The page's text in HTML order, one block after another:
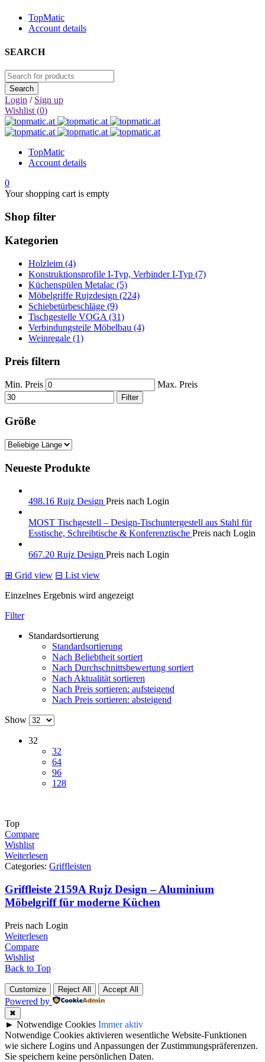
TopMatic
Account details
SEARCH
Login / Sign up
Wishlist (0)
TopMatic
Account details
0
Your shopping cart is empty
Shop filter
Kategorien
Holzleim (4)
Konstruktionsprofile I-Typ, Verbinder I-Typ (7)
Küchenspülen Metalac (5)
Möbelgriffe Rujzdesign (224)
Schiebetürbeschläge (9)
Tischgestelle VOGA (31)
Verbindungsteile Möbelbau (4)
Weinregale (1)
Preis filtern
Min. Preis Max. Preis
Filter
Größe
Neueste Produkte
498.16 Rujz Design Preis nach Login
MOST Tischgestell – Design-Tischuntergestell aus Stahl für
Esstische, Schreibtische & Konferenztische Preis nach Login
667.20 Rujz Design Preis nach Login
⊞ Grid view ⊟ List view
Einzelnes Ergebnis wird angezeigt
Filter
Standardsortierung
Standardsortierung
Nach Beliebtheit sortiert
Nach Durchschnittsbewertung sortiert
Nach Aktualität sortieren
Nach Preis sortieren: aufsteigend
Nach Preis sortieren: absteigend
Show
32
32
64
96
128
Top
Compare
Wishlist
Weiterlesen
Categories: Griffleisten
Griffleiste 2159A Rujz Design – Aluminium
Möbelgriff für moderne Küchen
Preis nach Login
Weiterlesen
Compare
Wishlist
Back to Top
Customize Reject All Accept All
Powered by
✖
► Notwendige Cookies Immer aktiv
Notwendige Cookies aktivieren wesentliche Website-Funktionen
wie sichere Logins und Anpassungen der Zustimmungspräferenzen.
Sie speichern keine persönlichen Daten.